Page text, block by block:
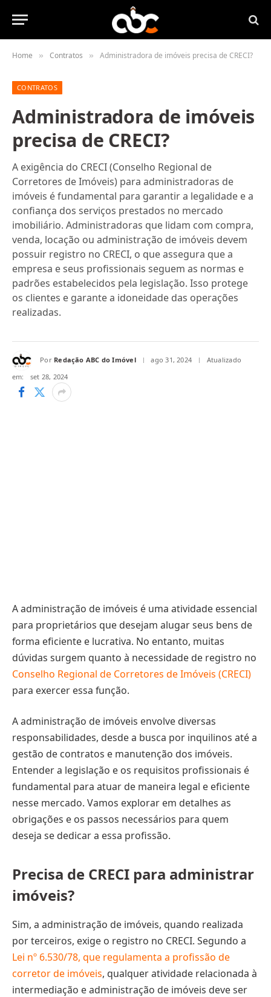
Home » Contratos » Administradora de imóveis precisa de CRECI?
CONTRATOS
Administradora de imóveis
precisa de CRECI?
A exigência do CRECI (Conselho Regional de
Corretores de Imóveis) para administradoras de
imóveis é fundamental para garantir a legalidade e a
confiança dos serviços prestados no mercado
imobiliário. Administradoras que lidam com compra,
venda, locação ou administração de imóveis devem
possuir registro no CRECI, o que assegura que a
empresa e seus profissionais seguem as normas e
padrões estabelecidos pela legislação. Isso protege
os clientes e garante a idoneidade das operações
realizadas.
Por Redação ABC do Imóvel ago 31, 2024
Atualizado
em:
set 28, 2024
A administração de imóveis é uma atividade essencial
para proprietários que desejam alugar seus bens de
forma eficiente e lucrativa. No entanto, muitas
dúvidas surgem quanto à necessidade de registro no
Conselho Regional de Corretores de Imóveis (CRECI)
para exercer essa função.
A administração de imóveis envolve diversas
responsabilidades, desde a busca por inquilinos até a
gestão de contratos e manutenção dos imóveis.
Entender a legislação e os requisitos profissionais é
fundamental para atuar de maneira legal e eficiente
nesse mercado. Vamos explorar em detalhes as
obrigações e os passos necessários para quem
deseja se dedicar a essa profissão.
Precisa de CRECI para administrar
imóveis?
Sim, a administração de imóveis, quando realizada
por terceiros, exige o registro no CRECI. Segundo a
Lei nº 6.530/78, que regulamenta a profissão de
corretor de imóveis, qualquer atividade relacionada à
intermediação e administração de imóveis deve ser